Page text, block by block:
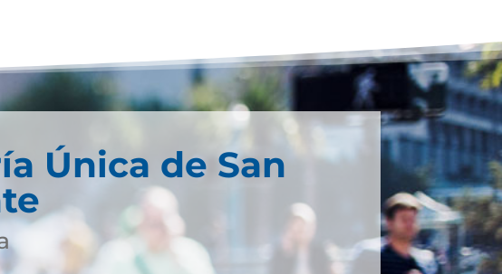
Única de San